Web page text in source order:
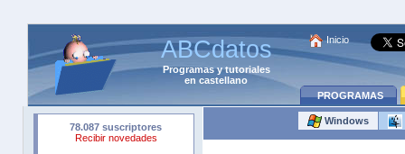
ABCdatos
Programasytutoriales
en castellano
Inicio
PROGRAMAS
Windows